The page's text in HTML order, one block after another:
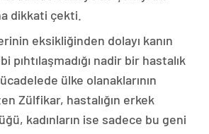
dikkati çekti.
eksikliğinden dolayı kanın
pıhtılaşmadığı nadir bir hastalık
ülke olanaklarının
Zülfikar, hastalığın erkek
kadınların ise sadece bu geni